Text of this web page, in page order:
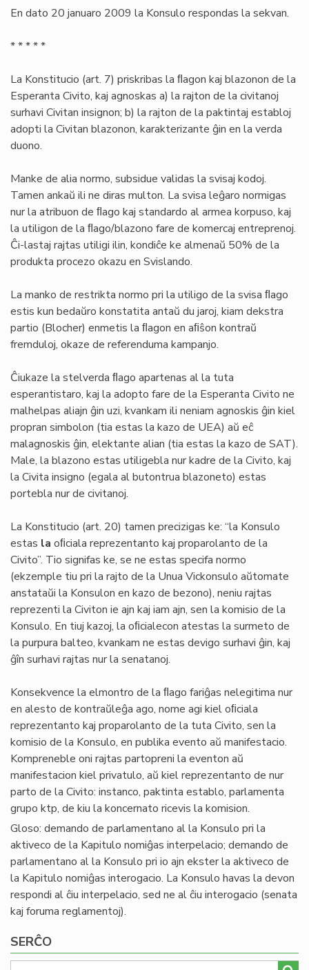
En dato 20 januaro 2009 la Konsulo respondas la sekvan.
* * * * *
La Konstitucio (art. 7) priskribas la ﬂagon kaj blazonon de la
Esperanta Civito, kaj agnoskas a) la rajton de la civitanoj
surhavi Civitan insignon; b) la rajton de la paktintaj establoj
adopti la Civitan blazonon, karakterizante ĝin en la verda
duono.
Manke de alia normo, subsidue validas la svisaj kodoj.
Tamen ankaŭ ili ne diras multon. La svisa leĝaro normigas
nur la atribuon de ﬂago kaj standardo al armea korpuso, kaj
la utiligon de la ﬂago/blazono fare de komercaj entreprenoj.
Ĉi-lastaj rajtas utiligi ilin, kondiĉe ke almenaŭ 50% de la
produkta procezo okazu en Svislando.
La manko de restrikta normo pri la utiligo de la svisa ﬂago
estis kun bedaŭro konstatita antaŭ du jaroj, kiam dekstra
partio (Blocher) enmetis la ﬂagon en aﬁŝon kontraŭ
fremduloj, okaze de referenduma kampanjo.
Ĉiukaze la stelverda ﬂago apartenas al la tuta
esperantistaro, kaj la adopto fare de la Esperanta Civito ne
malhelpas aliajn ĝin uzi, kvankam ili neniam agnoskis ĝin kiel
propran simbolon (tia estas la kazo de UEA) aŭ eĉ
malagnoskis ĝin, elektante alian (tia estas la kazo de SAT).
Male, la blazono estas utiligebla nur kadre de la Civito, kaj
la Civita insigno (egala al butontrua blazoneto) estas
portebla nur de civitanoj.
La Konstitucio (art. 20) tamen precizigas ke: “la Konsulo
estas la oﬁciala reprezentanto kaj proparolanto de la
Civito”. Tio signifas ke, se ne estas specifa normo
(ekzemple tiu pri la rajto de la Unua Vickonsulo aŭtomate
anstataŭi la Konsulon en kazo de bezono), neniu rajtas
reprezenti la Civiton ie ajn kaj iam ajn, sen la komisio de la
Konsulo. En tiuj kazoj, la oﬁcialecon atestas la surmeto de
la purpura balteo, kvankam ne estas devigo surhavi ĝin, kaj
ĝîn surhavi rajtas nur la senatanoj.
Konsekvence la elmontro de la ﬂago fariĝas nelegitima nur
en alesto de kontraŭleĝa ago, nome agi kiel oﬁciala
reprezentanto kaj proparolanto de la tuta Civito, sen la
komisio de la Konsulo, en publika evento aŭ manifestacio.
Kompreneble oni rajtas partopreni la eventon aŭ
manifestacion kiel privatulo, aŭ kiel reprezentanto de nur
parto de la Civito: instanco, paktinta establo, parlamenta
grupo ktp, de kiu la koncernato ricevis la komision.
Gloso: demando de parlamentano al la Konsulo pri la
aktiveco de la Kapitulo nomiĝas interpelacio; demando de
parlamentano al la Konsulo pri io ajn ekster la aktiveco de
la Kapitulo nomiĝas interogacio. La Konsulo havas la devon
respondi al ĉiu interpelacio, sed ne al ĉiu interogacio (senata
kaj foruma reglamentoj).
SERĈO